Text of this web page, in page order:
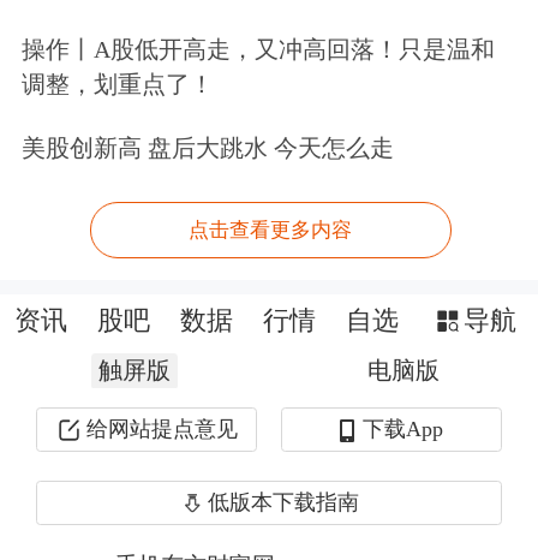
标普500指数11个板块涨跌各半但整体
波动较小，能源(0.94%)和工业(0.42%)
板块表现最为突出， 公用事业
科技龙头整体走势平平。其中苹果跌
0.09%、亚马逊
跌0.41%、谷歌跌
0.71%、Facebook跌0.02%、 微软
0.10%、高通涨0.29%、英特尔涨
0.68%、AMD跌0.66%、特斯拉涨
操作丨A股低开高走，又冲高回落！只是温和
调整，划重点了！
美股创新高 盘后大跳水 今天怎么走
点击查看更多内容
资讯 股吧 数据 行情 自选 导航
触屏版 电脑版
给网站提点意见 下载App
低版本下载指南